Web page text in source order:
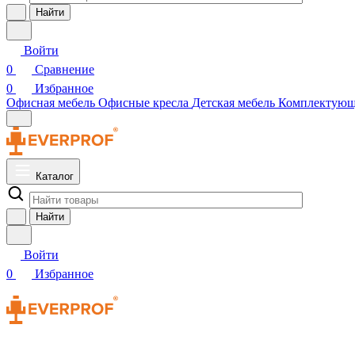
Найти
Войти
0
Сравнение
0
Избранное
Офисная мебель Офисные кресла Детская мебель
Каталог
Найти
Войти
0
Избранное